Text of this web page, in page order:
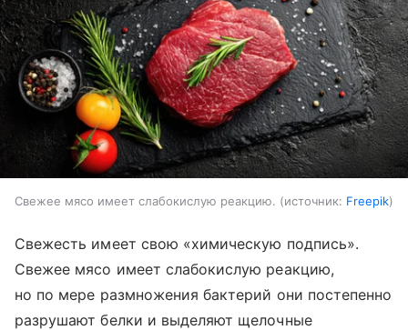
Свежее мясо имеет слабокислую реакцию. источник: Freepik
Свежесть имеет свою «химическую подпись».
Свежее мясо имеет слабокислую реакцию,
но по мере размножения бактерий они постепенно
разрушают белки и выделяют щелочные